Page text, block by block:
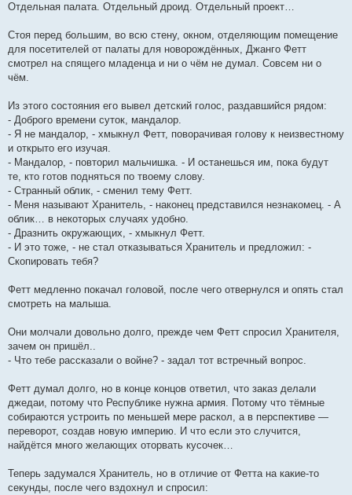
Отдельная палата. Отдельный дроид. Отдельный проект…
Стоя перед большим, во всю стену, окном, отделяющим помещение
для посетителей от палаты для новорождённых, Джанго Фетт
смотрел на спящего младенца и ни о чём не думал. Совсем ни о
чём.
Из этого состояния его вывел детский голос, раздавшийся рядом:
- Доброго времени суток, мандалор.
- Я не мандалор, - хмыкнул Фетт, поворачивая голову к неизвестному
и открыто его изучая.
- Мандалор, - повторил мальчишка. - И останешься им, пока будут
те, кто готов подняться по твоему слову.
- Странный облик, - сменил тему Фетт.
- Меня называют Хранитель, - наконец представился незнакомец. - А
облик… в некоторых случаях удобно.
- Дразнить окружающих, - хмыкнул Фетт.
- И это тоже, - не стал отказываться Хранитель и предложил: -
Скопировать тебя?
Фетт медленно покачал головой, после чего отвернулся и опять стал
смотреть на малыша.
Они молчали довольно долго, прежде чем Фетт спросил Хранителя,
зачем он пришёл..
- Что тебе рассказали о войне? - задал тот встречный вопрос.
Фетт думал долго, но в конце концов ответил, что заказ делали
джедаи, потому что Республике нужна армия. Потому что тёмные
собираются устроить по меньшей мере раскол, а в перспективе —
переворот, создав новую империю. И что если это случится,
найдётся много желающих оторвать кусочек…
Теперь задумался Хранитель, но в отличие от Фетта на какие-то
секунды, после чего вздохнул и спросил: